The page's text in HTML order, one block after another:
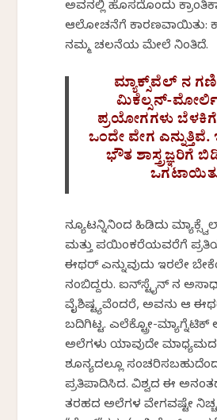
ಅವನಲ್ಲಿ ಹೊಸದೊಂದು
ಆಲೋಚನೆಗೆ ಕಾರಣವಾಯಿತು:
ನಮ್ಮ ಚಲನೆಯ ಮೇಲೆ ನಿಂತಿದೆ.
ಮ್ಯಾಕ್ಸ್‌ವೆಲ್‌ ನ
ಮಿಕೆಲ್ಸನ್-
ಪ್ರಯೋಗಗಳು ಬೆಳಕಿಗೆ
ಒಂದೇ ವೇಗ
ಭೌತ ಶಾಸ್ತ್ರಜ್ಞರಿಗೆ
ನ್ಯೂಟನ್ನಿನಿಂದ ಹಿಡಿದು
ಮತ್ತು ಪಯಿಂಕರೆಯವರೆಗೆ
ಈಥರ್ ಎನ್ನುವುದು ಇರಲೇ
ನಂಬಿದ್ದರು. ಐನ್‌ಸ್ಟೈನ್‌ ನ
ವೈಶಿಷ್ಟ್ಯವೆಂದರೆ, ಅವನು ಆ
ಬದಿಗಿಟ್ಟ. ಎಲೆಕ್ಟ್ರೋ-
ಅಲೆಗಳು ಯಾವುದೇ
ಶೂನ್ಯದಲ್ಲೂ
ಪ್ರತಿಪಾದಿಸಿದ. ವಿಶ್ವದ ಈ
ತರಹದ ಅಲೆಗಳ ವೇಗವಷ್ಟೇ